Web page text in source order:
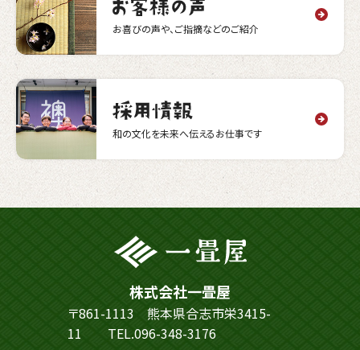
お喜びの声や、ご指摘などのご紹介
和の文化を未来へ伝えるお仕事です
株式会社一畳屋
〒861-1113 熊本県合志市栄3415-
11 TEL.096-348-3176